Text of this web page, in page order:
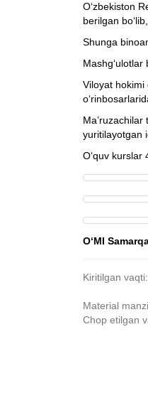
O‘zbekiston
berilgan
Shunga
Viloyat hokimi
yuritilayotgan
O‘quv kurslar
O‘MI
Kiritilgan
Material
Chop etilgan